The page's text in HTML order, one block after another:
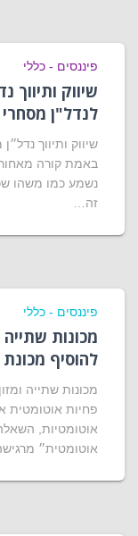
פיננסים - כללי
שיווק ותיווך
לנדל"ן מסחרי
שיווק ותיווך
באמת קורה
נשמע כמו משהו
זה…
פיננסים - כללי
מכונות שתייה
להוסיף
מכונות שתייה
פחיות אוטומטית
אוטומטיות,
אוטומטית״